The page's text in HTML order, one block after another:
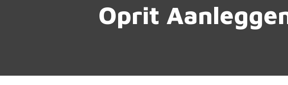
Oprit